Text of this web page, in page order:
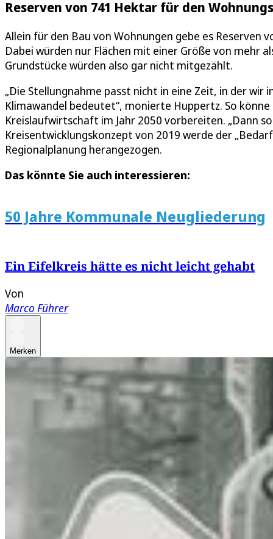
Reserven von 741 Hektar für den
Allein für den Bau von Wohnungen gebe es Reserven
Dabei würden nur Flächen mit einer Größe von mehr
Grundstücke würden also gar nicht mitgezählt.
„Die Stellungnahme passt nicht in eine Zeit, in der
Klimawandel bedeutet“, monierte Huppertz. So
Kreislaufwirtschaft im Jahr 2050 vorbereiten. „Dann
Kreisentwicklungskonzept von 2019 werde der
Regionalplanung herangezogen.
Das könnte Sie auch interessieren:
50 Jahre Kommunale Neugliederung
Ein Eifelkreis hätte es nicht leicht gehabt
Von
Marco Führer
Merken